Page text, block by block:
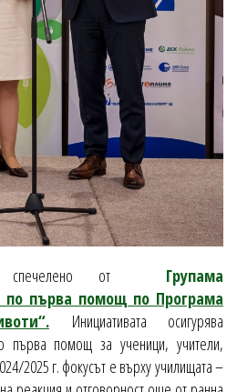
спечелено от Групама
по първа помощ по Програма
Инициативата осигурява
първа помощ за ученици, учители,
2025 г. фокусът е върху училищата –